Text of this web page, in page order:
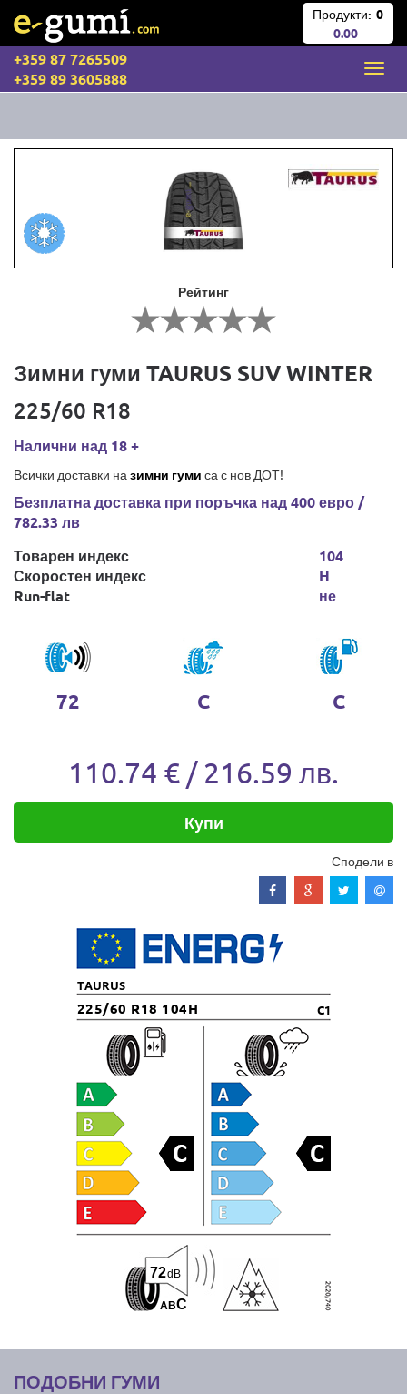
Продукти: 0
0.00
+359 87 7265509
+359 89 3605888
Рейтинг
Зимни гуми TAURUS SUV WINTER
225/60 R18
Налични над 18 +
Всички доставки на зимни гуми са с нов ДОТ!
Безплатна доставка при поръчка над 400 евро /
782.33 лв
Товарен индекс
Скоростен индекс
Run-flat
104
H
не
72 C C
110.74 € / 216.59 лв.
Купи
Сподели в
TAURUS
225/60 R18 104H C1
ABC
72dB
ПОДОБНИ ГУМИ